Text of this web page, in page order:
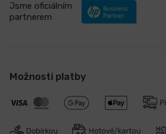
Jsme oficiálním
partnerem
Možnosti platby